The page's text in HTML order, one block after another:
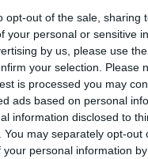
opt-out of the sale, sharing
your personal or sensitive
by us, please use
your selection. Please
is processed you may
ads based on personal
information disclosed to
You may separately opt-out
your personal information
δηλώνει ότι
τη νύχτα -
Wildberries
ΚΟΣΜΟΣ